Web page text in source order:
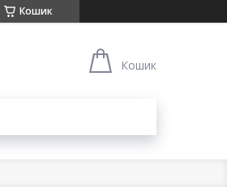
Кошик
Кошик